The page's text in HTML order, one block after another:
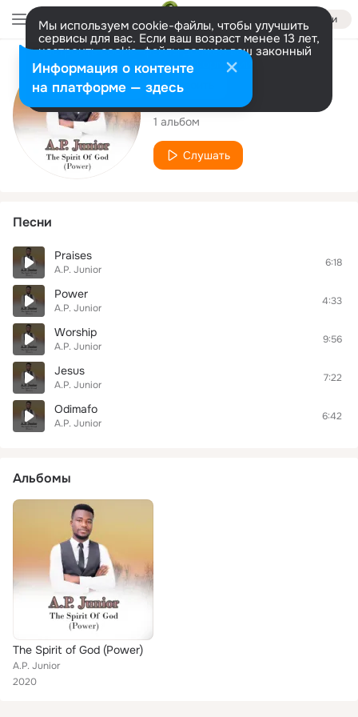
Войти
Мы используем cookie-файлы, чтобы улучшить
сервисы для вас. Если ваш возраст менее 13 лет,
настроить cookie-файлы должен ваш законный
представитель. Больше информации
Разрешить все Настроить
Исполнитель
A.P. Junior
1 альбом
Слушать
Песни
Praises
A.P. Junior
6:18
Power
A.P. Junior
4:33
Worship
A.P. Junior
9:56
Jesus
A.P. Junior
7:22
Odimafo
A.P. Junior
6:42
Альбомы
The Spirit of God (Power)
A.P. Junior
2020
Информация о контенте
на платформе — здесь